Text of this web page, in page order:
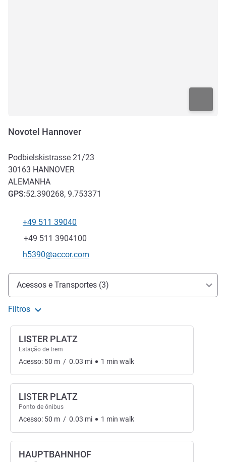
Novotel Hannover
Podbielskistrasse 21/23
30163 HANNOVER
ALEMANHA
GPS:52.390268, 9.753371
Telefone
+49 511 39040
Fax
+49 511 3904100
E-mail de contacto
h5390@accor.com
Acesso e transporte
Acessos e Transportes (3)
Filtros
LISTER PLATZ
Estação de trem
Acesso: 50 m / 0.03 mi 1 min walk
LISTER PLATZ
Ponto de ônibus
Acesso: 50 m / 0.03 mi 1 min walk
HAUPTBAHNHOF